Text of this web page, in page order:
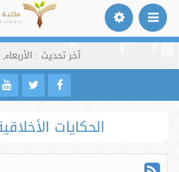
آخر تحديث : الأربعاء, ١١ ربيع أول ١٤٤٢هـ
الحكايات